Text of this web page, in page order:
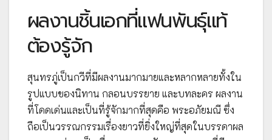
ผลงานชิ้นเอกที่แฟนพันธุ์แท้
ต้องรู้จัก
สุนทรภู่เป็นกวีที่มีผลงานมากมายและหลากหลายทั้งใน
รูปแบบของนิทาน กลอนบรรยาย และบทละคร ผลงาน
ที่โดดเด่นและเป็นที่รู้จักมากที่สุดคือ พระอภัยมณี ซึ่ง
ถือเป็นวรรณกรรมเรื่องยาวที่ยิ่งใหญ่ที่สุดในบรรดาผล